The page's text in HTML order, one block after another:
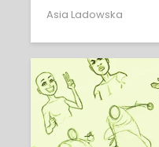
Asia Ladowska